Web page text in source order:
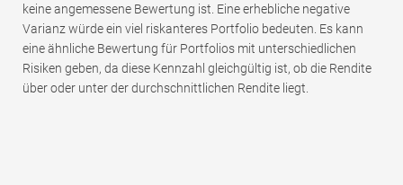
keine angemessene Bewertung ist. Eine erhebliche negative
Varianz würde ein viel riskanteres Portfolio bedeuten. Es kann
eine ähnliche Bewertung für Portfolios mit unterschiedlichen
Risiken geben, da diese Kennzahl gleichgültig ist, ob die Rendite
über oder unter der durchschnittlichen Rendite liegt.